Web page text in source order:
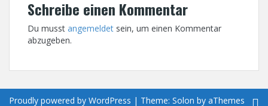
Schreibe einen Kommentar
Du musst angemeldet sein, um einen Kommentar
abzugeben.
Proudly powered by WordPress | Theme: Solon by aThemes